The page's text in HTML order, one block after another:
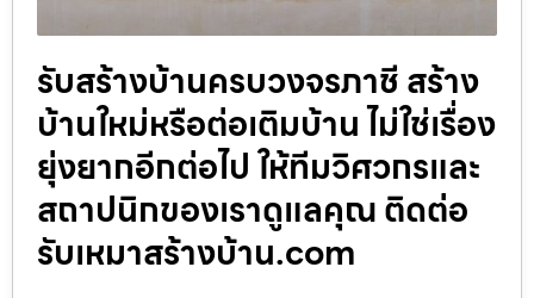
รับสร้างบ้านครบวงจรภาชี สร้าง
บ้านใหม่หรือต่อเติมบ้าน ไม่ใช่เรื่อง
ยุ่งยากอีกต่อไป ให้ทีมวิศวกรและ
สถาปนิกของเราดูแลคุณ ติดต่อ
รับเหมาสร้างบ้าน.com